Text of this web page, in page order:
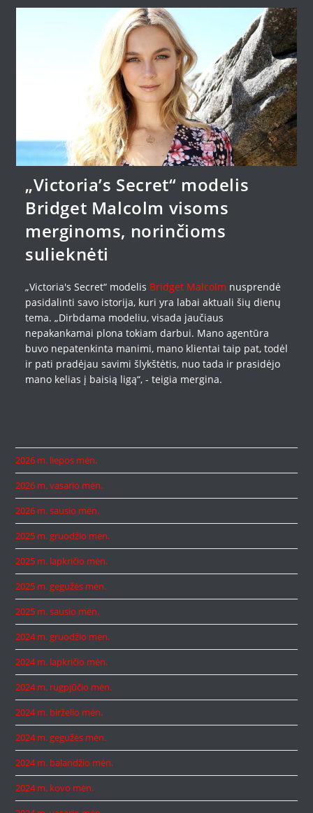
„Victoria’s Secret“ modelis
Bridget Malcolm visoms
merginoms, norinčioms
sulieknėti
„Victoria's Secret“ modelis Bridget Malcolm nusprendė
pasidalinti savo istorija, kuri yra labai aktuali šių dienų
tema. „Dirbdama modeliu, visada jaučiaus
nepakankamai plona tokiam darbui. Mano agentūra
buvo nepatenkinta manimi, mano klientai taip pat, todėl
ir pati pradėjau savimi šlykštėtis, nuo tada ir prasidėjo
mano kelias į baisią ligą“, - teigia mergina.
2026 m. liepos mėn.
2026 m. vasario mėn.
2026 m. sausio mėn.
2025 m. gruodžio mėn.
2025 m. lapkričio mėn.
2025 m. gegužės mėn.
2025 m. sausio mėn.
2024 m. gruodžio mėn.
2024 m. lapkričio mėn.
2024 m. rugpjūčio mėn.
2024 m. birželio mėn.
2024 m. gegužės mėn.
2024 m. balandžio mėn.
2024 m. kovo mėn.